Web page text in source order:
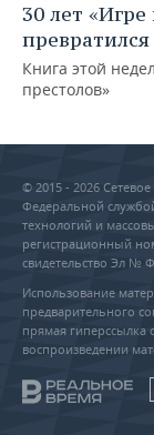
30 лет
Книга этой
престолов»
© 2015 - 2026
Федеральной
технологий и
регистрационный
свидетельство Эл №
Использование
предварительного
прямая
воспроизведении